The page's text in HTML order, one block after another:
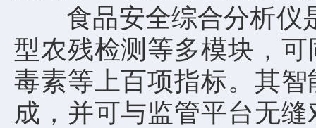
食品安全综合分析仪
型农残检测等多模块，
毒素等上百项指标。其
成，并可与监管平台无